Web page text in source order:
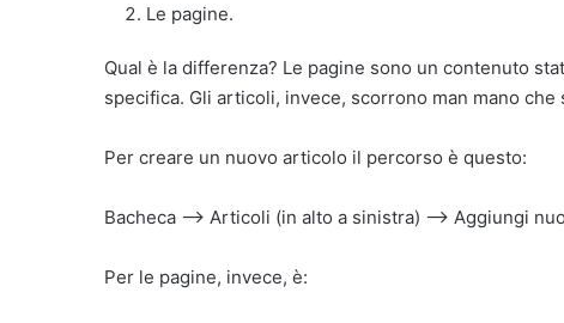
Le pagine.
Qual è la differenza? Le pagine sono un contenuto
specifica. Gli articoli, invece, scorrono man mano che
Per creare un nuovo articolo il percorso è questo:
Bacheca —> Articoli (in alto a sinistra) —> Aggiungi
Per le pagine, invece, è: